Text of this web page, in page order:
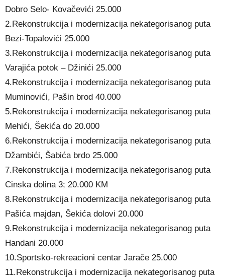
Dobro Selo- Kovačevići 25.000
2.Rekonstrukcija i modernizacija nekategorisanog puta
Bezi-Topalovići 25.000
3.Rekonstrukcija i modernizacija nekategorisanog puta
Varajića potok – Džinići 25.000
4.Rekonstrukcija i modernizacija nekategorisanog puta
Muminovići, Pašin brod 40.000
5.Rekonstrukcija i modernizacija nekategorisanog puta
Mehići, Šekića do 20.000
6.Rekonstrukcija i modernizacija nekategorisanog puta
Džambići, Šabića brdo 25.000
7.Rekonstrukcija i modernizacija nekategorisanog puta
Cinska dolina 3; 20.000 KM
8.Rekonstrukcija i modernizacija nekategorisanog puta
Pašića majdan, Šekića dolovi 20.000
9.Rekonstrukcija i modernizacija nekategorisanog puta
Handani 20.000
10.Sportsko-rekreacioni centar Jarače 25.000
11.Rekonstrukcija i modernizacija nekategorisanog puta